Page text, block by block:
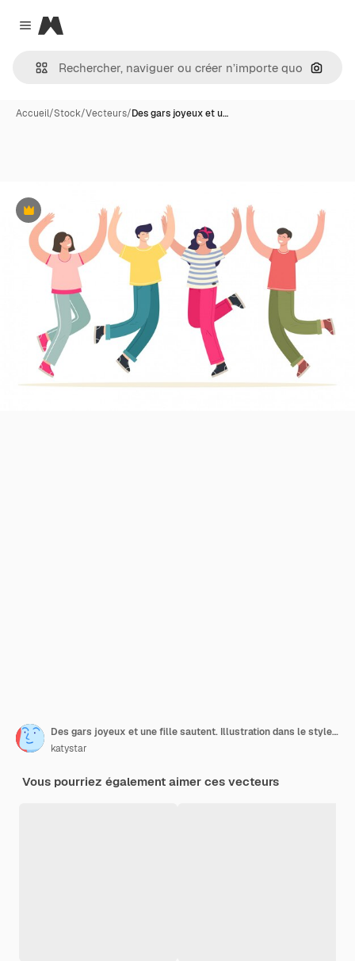
Close menu
Magnific
Accueil/Stock/Vecteurs/Des gars joyeux et u…
Premium
Des gars joyeux et une fille sautent. Illustration dans le style plat de dessin animé.
katystar
Vous pourriez également aimer ces vecteurs